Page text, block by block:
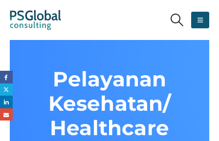
Pelayanan
Kesehatan/
Healthcare